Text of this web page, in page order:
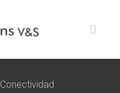
Conectividad